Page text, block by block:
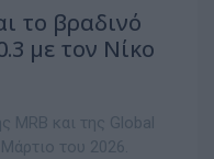
το βραδινό
με τον Νίκο
MRB και της Global
του 2026.